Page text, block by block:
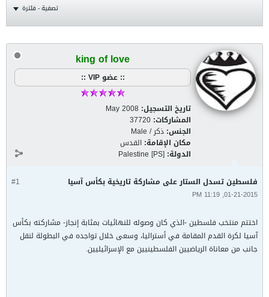
تصفية - فلترة
king of love
:: عضو VIP ::
تاريخ التسجيل: May 2008
المشاركات: 37720
الجنس: ذكر / Male
مكان الإقامة: القدس
الدولة: Palestine [PS]
#1 فلسطين تسدل الستار على مشاركة تاريخية بكأس آسيا
01-21-2015, 11:19 PM
اختتم منتخب فلسطين -الذي كان وصوله للنهائيات بمثابة إنجاز- مشاركته بكأس
آسيا لكرة القدم المقامة في أستراليا، وسعى خلال تواجده في البطولة لنقل
جانب من معاناة الرياضيين الفلسطينيين مع الإسرائيليين.